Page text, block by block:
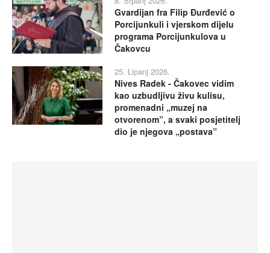
Gvardijan fra Filip Đurđević o
Porcijunkuli i vjerskom dijelu
programa Porcijunkulova u
Čakovcu
25. Lipanj 2026.
Nives Radek - Čakovec vidim
kao uzbudljivu živu kulisu,
promenadni „muzej na
otvorenom”, a svaki posjetitelj
dio je njegova „postava”